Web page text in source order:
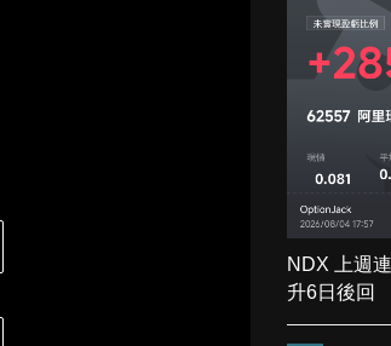
NDX 上週
升6日後回